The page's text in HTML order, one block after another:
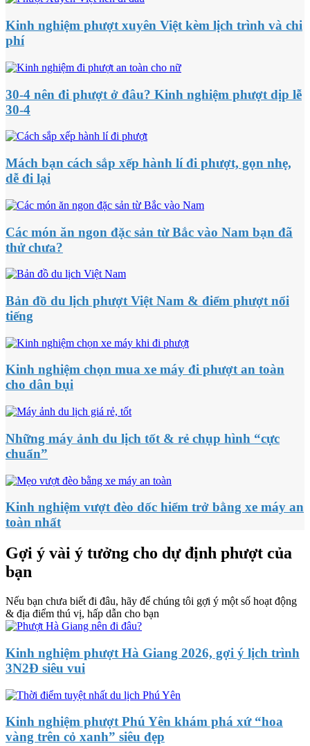
Kinh nghiệm phượt xuyên Việt kèm lịch trình và chi
phí
30-4 nên đi phượt ở đâu? Kinh nghiệm phượt dịp lễ
30-4
Mách bạn cách sắp xếp hành lí đi phượt, gọn nhẹ,
dễ đi lại
Các món ăn ngon đặc sản từ Bắc vào Nam bạn đã
thử chưa?
Bản đồ du lịch phượt Việt Nam & điểm phượt nổi
tiếng
Kinh nghiệm chọn mua xe máy đi phượt an toàn
cho dân bụi
Những máy ảnh du lịch tốt & rẻ chụp hình “cực
chuẩn”
Kinh nghiệm vượt đèo dốc hiểm trở bằng xe máy an
toàn nhất
Gợi ý vài ý tưởng cho dự định phượt của
bạn
Nếu bạn chưa biết đi đâu, hãy để chúng tôi gợi ý một số hoạt động
& địa điểm thú vị, hấp dẫn cho bạn
Kinh nghiệm phượt Hà Giang 2026, gợi ý lịch trình
3N2Đ siêu vui
Kinh nghiệm phượt Phú Yên khám phá xứ “hoa
vàng trên cỏ xanh” siêu đẹp